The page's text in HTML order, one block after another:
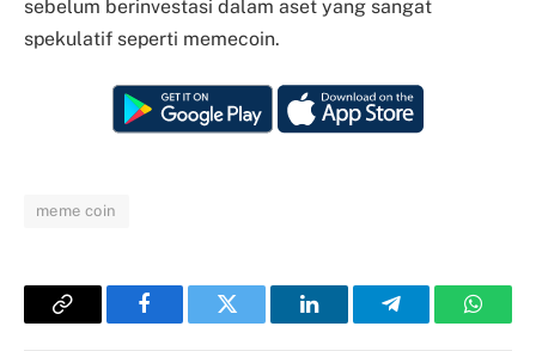
sebelum berinvestasi dalam aset yang sangat
spekulatif seperti memecoin.
meme coin
Copy
FacebookTwitter LinkedInTelegram